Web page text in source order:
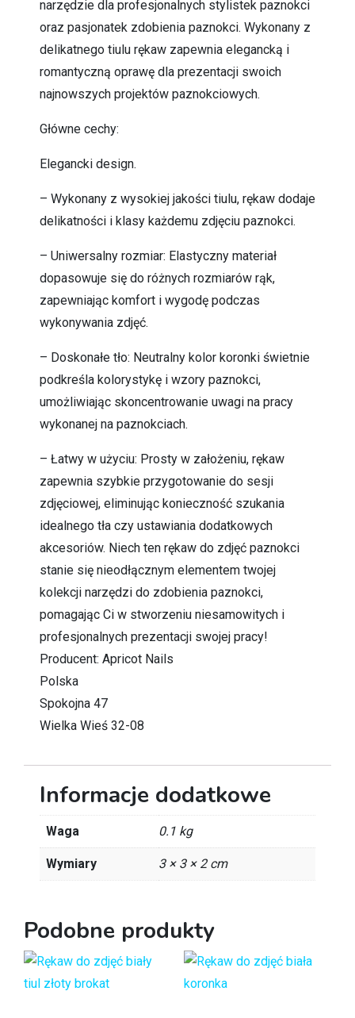
narzędzie dla profesjonalnych stylistek paznokci
oraz pasjonatek zdobienia paznokci. Wykonany z
delikatnego tiulu rękaw zapewnia elegancką i
romantyczną oprawę dla prezentacji swoich
najnowszych projektów paznokciowych.
Główne cechy:
Elegancki design.
– Wykonany z wysokiej jakości tiulu, rękaw dodaje
delikatności i klasy każdemu zdjęciu paznokci.
– Uniwersalny rozmiar: Elastyczny materiał
dopasowuje się do różnych rozmiarów rąk,
zapewniając komfort i wygodę podczas
wykonywania zdjęć.
– Doskonałe tło: Neutralny kolor koronki świetnie
podkreśla kolorystykę i wzory paznokci,
umożliwiając skoncentrowanie uwagi na pracy
wykonanej na paznokciach.
– Łatwy w użyciu: Prosty w założeniu, rękaw
zapewnia szybkie przygotowanie do sesji
zdjęciowej, eliminując konieczność szukania
idealnego tła czy ustawiania dodatkowych
akcesoriów. Niech ten rękaw do zdjęć paznokci
stanie się nieodłącznym elementem twojej
kolekcji narzędzi do zdobienia paznokci,
pomagając Ci w stworzeniu niesamowitych i
profesjonalnych prezentacji swojej pracy!
Producent: Apricot Nails
Polska
Spokojna 47
Wielka Wieś 32-08
Informacje dodatkowe
Waga 0.1 kg
Wymiary 3 × 3 × 2 cm
Podobne produkty